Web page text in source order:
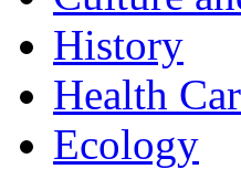
History
Health
Ecology